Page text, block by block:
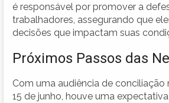
é responsável por promover a
trabalhadores, assegurando que
decisões que impactam suas
Próximos Passos das
Com uma audiência de conciliação
15 de junho, houve uma